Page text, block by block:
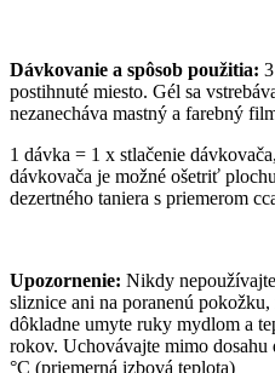
Dávkovanie a spôsob použitia:
postihnuté miesto. Gél sa
nezanecháva mastný a farebný
1 dávka = 1 x stlačenie
dávkovača je možné ošetriť
dezertného taniera s priemerom
Upozornenie: Nikdy
sliznice ani na poranenú
dôkladne umyte ruky mydlom a
rokov. Uchovávajte mimo
°C (priemerná izbová teplota)